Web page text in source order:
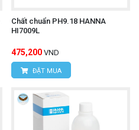
Chất chuẩn PH9.18 HANNA
HI7009L
475,200 VND
ĐẶT MUA